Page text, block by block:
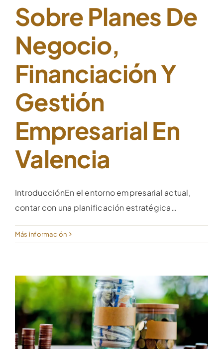
Sobre Planes De
Negocio,
Financiación Y
Gestión
Empresarial En
Valencia
IntroducciónEn el entorno empresarial actual,
contar con una planificación estratégica…
Más información